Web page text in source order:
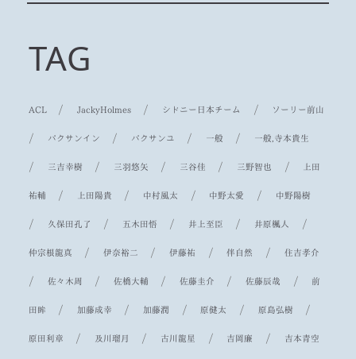
TAG
ACL / JackyHolmes / シドニー日本チーム / ソーリー前山
/ パクサンイン / パクサンユ / 一般 / 一般,寺本貴生
/ 三吉幸樹 / 三羽悠矢 / 三谷佳 / 三野智也 / 上田
祐輔 / 上田陽貴 / 中村風太 / 中野太愛 / 中野陽樹
/ 久保田孔了 / 五木田悟 / 井上至臣 / 井原楓人 /
仲宗根龍真 /伊奈裕二 /伊藤祐 /伴自然 / 住吉孝介
/ 佐々木周 / 佐橋大輔 /佐藤圭介 /佐藤辰哉 / 前
田眸 / 加藤成幸 / 加藤潤 / 原健太 / 原島弘樹 /
原田利章 / 及川瑠月 / 古川龍星 / 吉岡廉 / 吉本青空